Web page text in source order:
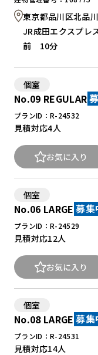
東京都品川区北品
JR成田エクスプレ
前 10分
個室
No.09 REGULAR
プランID：R-24532
見積対応4人
お気に入り
個室
No.06 LARGE 募集
プランID：R-24529
見積対応12人
お気に入り
個室
No.08 LARGE 募集
プランID：R-24531
見積対応14人